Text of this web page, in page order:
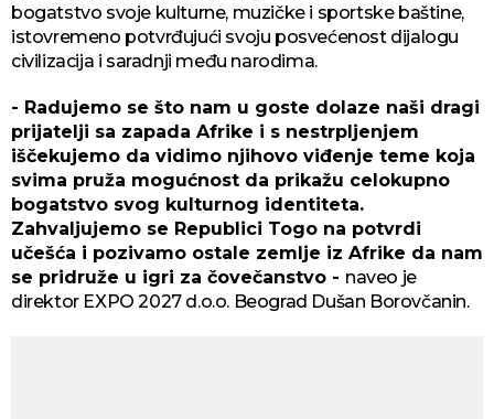
bogatstvo svoje kulturne, muzičke i sportske baštine,
istovremeno potvrđujući svoju posvećenost dijalogu
civilizacija i saradnji među narodima.
- Radujemo se što nam u goste dolaze naši dragi
prijatelji sa zapada Afrike i s nestrpljenjem
iščekujemo da vidimo njihovo viđenje teme koja
svima pruža mogućnost da prikažu celokupno
bogatstvo svog kulturnog identiteta.
Zahvaljujemo se Republici Togo na potvrdi
učešća i pozivamo ostale zemlje iz Afrike da nam
se pridruže u igri za čovečanstvo - naveo je
direktor EXPO 2027 d.o.o. Beograd Dušan Borovčanin.